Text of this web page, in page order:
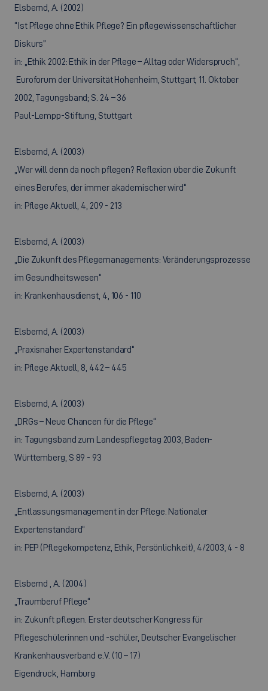
Elsbernd, A. (2002)
“Ist Pflege ohne Ethik Pflege? Ein pflegewissenschaftlicher
Diskurs”
in: „Ethik 2002: Ethik in der Pflege – Alltag oder Widerspruch“,
Euroforum der Universität Hohenheim, Stuttgart, 11. Oktober
2002, Tagungsband; S. 24 – 36
Paul-Lempp-Stiftung, Stuttgart
Elsbernd, A. (2003)
„Wer will denn da noch pflegen? Reflexion über die Zukunft
eines Berufes, der immer akademischer wird“
in: Pflege Aktuell, 4, 209 - 213
Elsbernd, A. (2003)
„Die Zukunft des Pflegemanagements: Veränderungsprozesse
im Gesundheitswesen“
in: Krankenhausdienst, 4, 106 - 110
Elsbernd, A. (2003)
„Praxisnaher Expertenstandard“
in: Pflege Aktuell, 8, 442 – 445
Elsbernd, A. (2003)
„DRGs – Neue Chancen für die Pflege“
in: Tagungsband zum Landespflegetag 2003, Baden-
Württemberg, S 89 - 93
Elsbernd, A. (2003)
„Entlassungsmanagement in der Pflege. Nationaler
Expertenstandard“
in: PEP (Pflegekompetenz, Ethik, Persönlichkeit), 4/2003, 4 - 8
Elsbernd , A. (2004)
„Traumberuf Pflege“
in: Zukunft pflegen. Erster deutscher Kongress für
Pflegeschülerinnen und -schüler, Deutscher Evangelischer
Krankenhausverband e.V. (10 – 17)
Eigendruck, Hamburg